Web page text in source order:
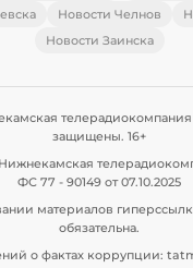
Новости Челнов
Новости Заинска
защищены. 16+
ФС 77 - 90149 от 07.10.2025
материалов
обязательна.
о фактах коррупции: